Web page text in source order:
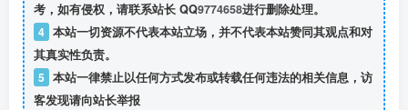
考，如有侵权，请联系站长 QQ9774658进行删除处理。
4 本站一切资源不代表本站立场，并不代表本站赞同其观点和对
其真实性负责。
5 本站一律禁止以任何方式发布或转载任何违法的相关信息，访
客发现请向站长举报